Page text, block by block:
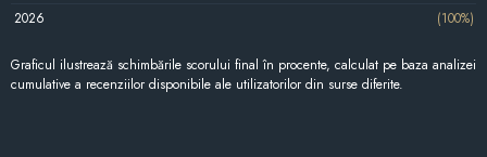
2026
(100%)
Graficul ilustrează schimbările scorului final în procente, calculat pe baza analizei
cumulative a recenziilor disponibile ale utilizatorilor din surse diferite.